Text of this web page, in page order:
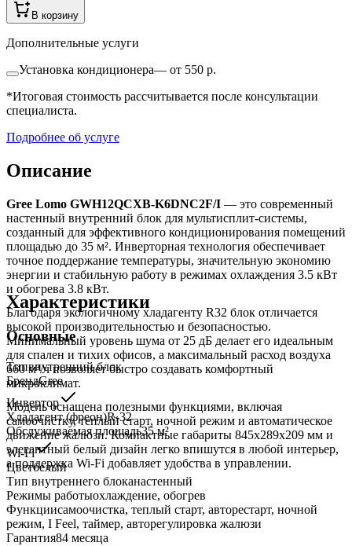
В корзину
Дополнительные услуги
Установка кондиционера— от 550 р.
*Итоговая стоимость рассчитывается после консультации
специалиста.
Подробнее об услуге
Описание
Gree Lomo GWH12QCXB-K6DNC2F/I — это современный
настенный внутренний блок для мультисплит-системы,
созданный для эффективного кондиционирования помещений
площадью до 35 м². Инверторная технология обеспечивает
точное поддержание температуры, значительную экономию
энергии и стабильную работу в режимах охлаждения 3.5 кВт
и обогрева 3.8 кВт.
Благодаря экологичному хладагенту R32 блок отличается
высокой производительностью и безопасностью.
Минимальный уровень шума от 25 дБ делает его идеальным
для спален и тихих офисов, а максимальный расход воздуха
660 м³/ч позволяет быстро создавать комфортный
микроклимат.
Модель оснащена полезными функциями, включая
самоочистку, теплый старт, ночной режим и автоматическое
движение жалюзи. Компактные габариты 845x289x209 мм и
элегантный белый дизайн легко впишутся в любой интерьер,
а поддержка Wi-Fi добавляет удобства в управлении.
Характеристики
Основные
Типвнутренний блок
БрендGree
Инвертор
Хладагент (фреон)R-32
Обслуживаемая площадь35м²
Wi-Fi
Цветбелый
Тип внутреннего блоканастенный
Режимы работыохлаждение, обогрев
Функциисамоочистка, теплый старт, авторестарт, ночной
режим, I Feel, таймер, авторегулировка жалюзи
Гарантия84 месяца